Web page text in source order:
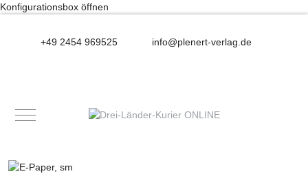
Konfigurationsbox öffnen
+49 2454 969525 info@plenert-verlag.de
Mobile Menu Toggle